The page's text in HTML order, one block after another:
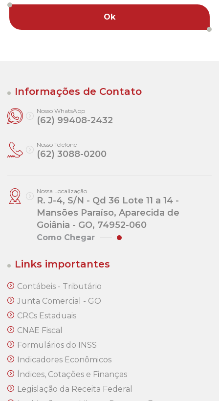
Ok
Informações de Contato
Nosso WhatsApp
(62) 99408-2432
Nosso Telefone
(62) 3088-0200
Nossa Localização
R. J-4, S/N - Qd 36 Lote 11 a 14 -
Mansões Paraíso, Aparecida de
Goiânia - GO, 74952-060
Como Chegar
Links importantes
Contábeis - Tributário
Junta Comercial - GO
CRCs Estaduais
CNAE Fiscal
Formulários do INSS
Indicadores Econômicos
Índices, Cotações e Finanças
Legislação da Receita Federal